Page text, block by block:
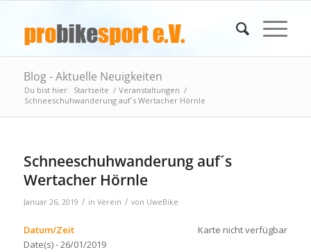
Blog - Aktuelle Neuigkeiten
Du bist hier: Startseite / Veranstaltungen /
Schneeschuhwanderung auf´s Wertacher Hörnle
Schneeschuhwanderung auf´s
Wertacher Hörnle
Januar 26, 2019 / in Verein / von UweBike
Karte nicht verfügbar
Datum/Zeit
Date(s) - 26/01/2019